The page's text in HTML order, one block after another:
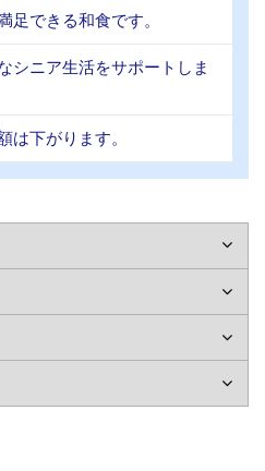
足できる和食です。
シニア生活をサポートしま
は下がります。